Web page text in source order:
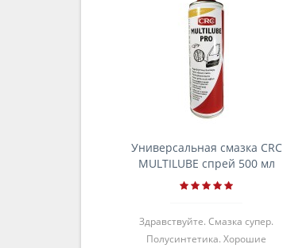
Универсальная смазка CRC
MULTILUBE спрей 500 мл
Здравствуйте. Смазка супер.
Полусинтетика. Хорошие